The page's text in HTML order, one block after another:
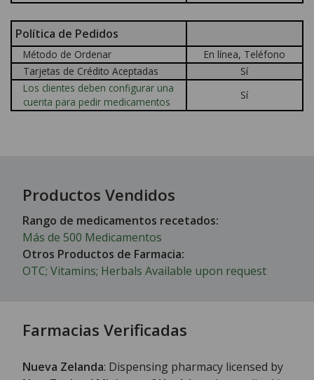
Política de Pedidos
Método de Ordenar
En línea, Teléfono
Tarjetas de Crédito Aceptadas
Sí
Los clientes deben configurar una
cuenta para pedir medicamentos
Sí
Productos Vendidos
Rango de medicamentos recetados:
Más de 500 Medicamentos
Otros Productos de Farmacia:
OTC; Vitamins; Herbals Available upon request
Farmacias Verificadas
Nueva Zelanda: Dispensing pharmacy licensed by